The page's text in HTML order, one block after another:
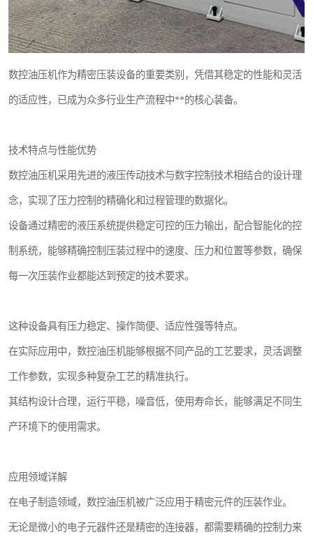
数控油压机作为精密压装设备的重要类别，凭借其稳定的性能和灵活
的适应性，已成为众多行业生产流程中**的核心装备。
技术特点与性能优势
数控油压机采用先进的液压传动技术与数字控制技术相结合的设计理
念，实现了压力控制的精确化和过程管理的数据化。
设备通过精密的液压系统提供稳定可控的压力输出，配合智能化的控
制系统，能够精确控制压装过程中的速度、压力和位置等参数，确保
每一次压装作业都能达到预定的技术要求。
这种设备具有压力稳定、操作简便、适应性强等特点。
在实际应用中，数控油压机能够根据不同产品的工艺要求，灵活调整
工作参数，实现多种复杂工艺的精准执行。
其结构设计合理，运行平稳，噪音低，使用寿命长，能够满足不同生
产环境下的使用需求。
应用领域详解
在电子制造领域，数控油压机被广泛应用于精密元件的压装作业。
无论是微小的电子元器件还是精密的连接器，都需要精确的控制力来